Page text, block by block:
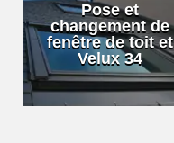
Pose et
changement de
fenêtre de toit et
Velux 34